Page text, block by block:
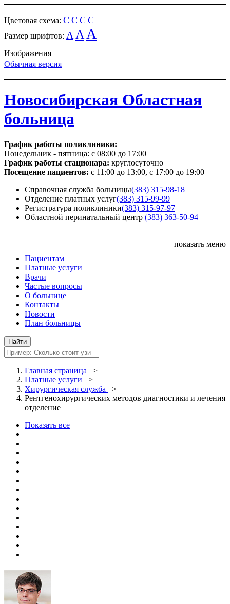
Цветовая схема: C C C C
Размер шрифтов: A A A
Изображения
Обычная версия
Новосибирская Областная
больница
График работы поликлиники:
Понедельник - пятница: с 08:00 до 17:00
График работы стационара: круглосуточно
Посещение пациентов: с 11:00 до 13:00, с 17:00 до 19:00
Справочная служба больницы(383) 315-98-18
Отделение платных услуг(383) 315-99-99
Регистратура поликлиники(383) 315-97-97
Областной перинатальный центр (383) 363-50-94
показать меню
Пациентам
Платные услуги
Врачи
Частые вопросы
О больнице
Контакты
Новости
План больницы
Главная страница
>
Платные услуги
>
Хирургическая служба
>
Рентгенохирургических методов диагностики и лечения
отделение
Показать все